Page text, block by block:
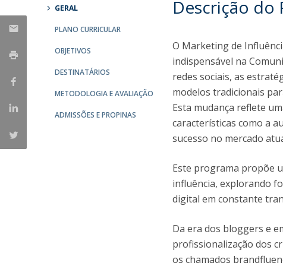
Portuguesa
Católica Research Centre for Psychological, Family and
GERAL
PLANO CURRICULAR
OBJETIVOS
DESTINATÁRIOS
METODOLOGIA E AVALIAÇÃO
ADMISSÕES E PROPINAS
Descrição do
O Marketing de
indispensável na
redes sociais, as
modelos tradicionais
Esta mudança reflete
características como a
sucesso no mercado
Este programa propõe
influência, explorando
digital em constante
Da era dos bloggers e
profissionalização dos
os chamados